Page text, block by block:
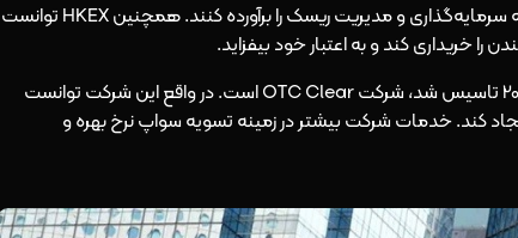
به‌خاطر وجود این سیستم می‌توانند نیازهای خود در زمینه سرمایه‌گذاری و مدیریت ریسک را برآورده کنند. همچنین HKEX توانست
یکی از زیرمجموعه‌های بورس آتی هنگ کنگ که در سال 2012 تاسیس شد، شرکت OTC Clear است. در واقع این شرکت توانست
کند. خدمات شرکت بیشتر در زمینه تسویه سواپ نرخ بهره و